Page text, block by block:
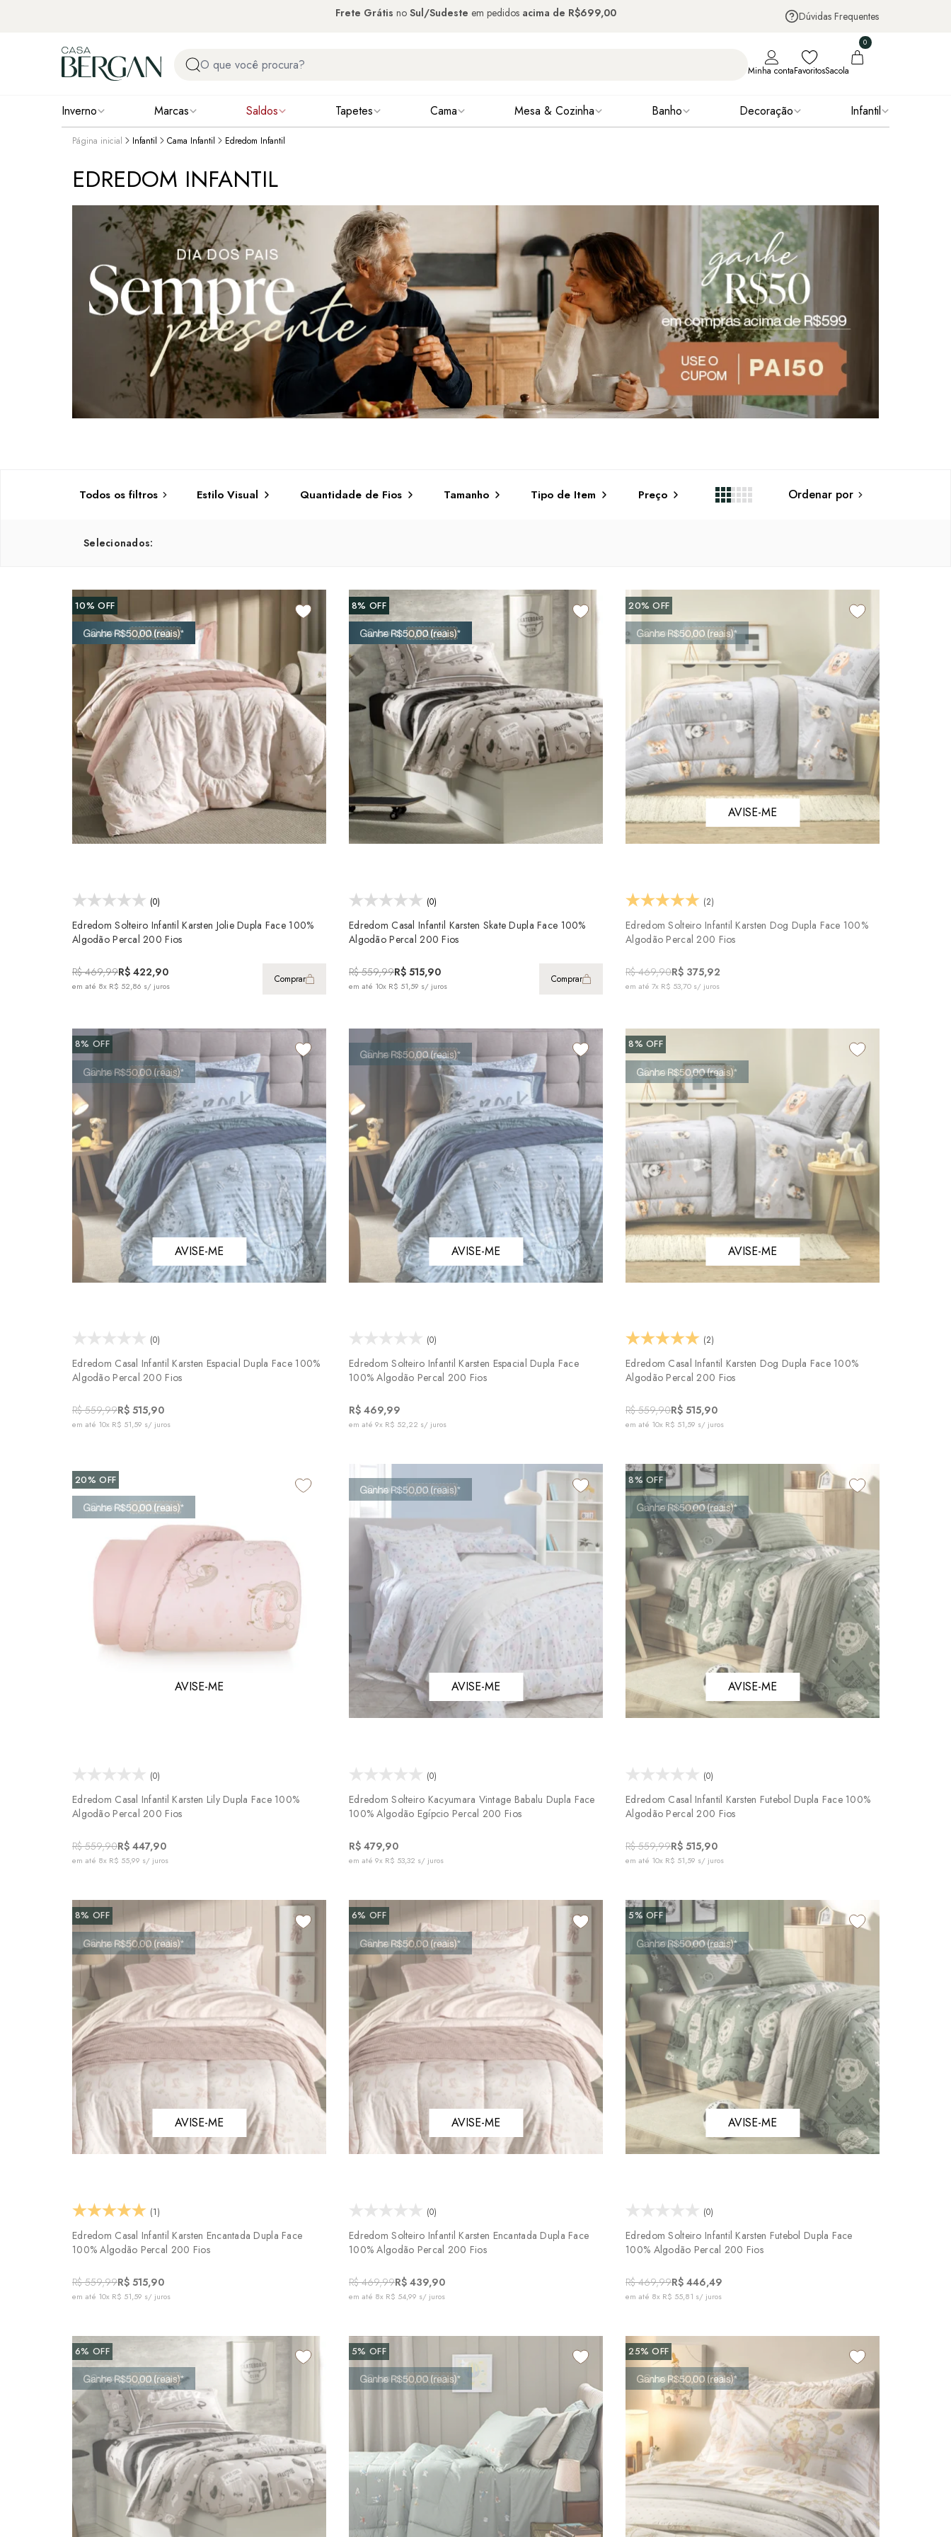
Dúvidas Frequentes
Frete Grátis no Sul/Sudeste em pedidos acima de R$699,00
Minha contaFavoritosSacola
0
Inverno Marcas Saldos Tapetes Cama Mesa & Cozinha Banho Decoração Infantil
Página inicial Infantil Cama Infantil Edredom Infantil
EDREDOM INFANTIL
Todos os filtros Estilo Visual Quantidade de Fios Tamanho Tipo de Item Preço Ordenar por
Selecionados:
10% OFF
(0)
Edredom Solteiro Infantil Karsten Jolie Dupla Face 100%
Algodão Percal 200 Fios
R$ 469,99R$ 422,90
em até 8x R$ 52,86 s/ juros
Comprar
8% OFF
(0)
Edredom Casal Infantil Karsten Skate Dupla Face 100%
Algodão Percal 200 Fios
R$ 559,99R$ 515,90
em até 10x R$ 51,59 s/ juros
Comprar
20% OFF
AVISE-ME
(2)
Edredom Solteiro Infantil Karsten Dog Dupla Face 100%
Algodão Percal 200 Fios
R$ 469,90R$ 375,92
em até 7x R$ 53,70 s/ juros
8% OFF
AVISE-ME
(0)
Edredom Casal Infantil Karsten Espacial Dupla Face 100%
Algodão Percal 200 Fios
R$ 559,99R$ 515,90
em até 10x R$ 51,59 s/ juros
AVISE-ME
(0)
Edredom Solteiro Infantil Karsten Espacial Dupla Face
100% Algodão Percal 200 Fios
R$ 469,99
em até 9x R$ 52,22 s/ juros
8% OFF
AVISE-ME
(2)
Edredom Casal Infantil Karsten Dog Dupla Face 100%
Algodão Percal 200 Fios
R$ 559,90R$ 515,90
em até 10x R$ 51,59 s/ juros
20% OFF
AVISE-ME
(0)
Edredom Casal Infantil Karsten Lily Dupla Face 100%
Algodão Percal 200 Fios
R$ 559,90R$ 447,90
em até 8x R$ 55,99 s/ juros
AVISE-ME
(0)
Edredom Solteiro Kacyumara Vintage Babalu Dupla Face
100% Algodão Egípcio Percal 200 Fios
R$ 479,90
em até 9x R$ 53,32 s/ juros
8% OFF
AVISE-ME
(0)
Edredom Casal Infantil Karsten Futebol Dupla Face 100%
Algodão Percal 200 Fios
R$ 559,99R$ 515,90
em até 10x R$ 51,59 s/ juros
8% OFF
AVISE-ME
(1)
Edredom Casal Infantil Karsten Encantada Dupla Face
100% Algodão Percal 200 Fios
R$ 559,99R$ 515,90
em até 10x R$ 51,59 s/ juros
6% OFF
AVISE-ME
(0)
Edredom Solteiro Infantil Karsten Encantada Dupla Face
100% Algodão Percal 200 Fios
R$ 469,99R$ 439,90
em até 8x R$ 54,99 s/ juros
5% OFF
AVISE-ME
(0)
Edredom Solteiro Infantil Karsten Futebol Dupla Face
100% Algodão Percal 200 Fios
R$ 469,99R$ 446,49
em até 8x R$ 55,81 s/ juros
6% OFF 5% OFF 25% OFF